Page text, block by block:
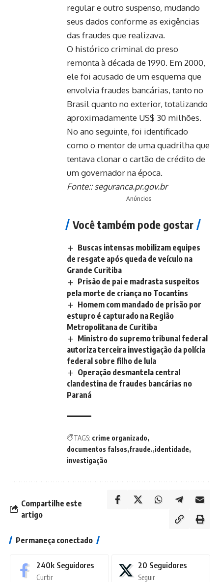
regular e outro suspenso, mudando
seus dados conforme as exigências
das fraudes que realizava.
O histórico criminal do preso
remonta à década de 1990. Em 2000,
ele foi acusado de um esquema que
envolvia fraudes bancárias, tanto no
Brasil quanto no exterior, totalizando
aproximadamente US$ 30 milhões.
No ano seguinte, foi identificado
como o mentor de uma quadrilha que
tentava clonar o cartão de crédito de
um governador na época.
Fonte::seguranca.pr.gov.br
Anúncios
Você também pode gostar
Buscas intensas mobilizam equipes
de resgate após queda de veículo na
Grande Curitiba
Prisão de pai e madrasta suspeitos
pela morte de criança no Tocantins
Homem com mandado de prisão por
estupro é capturado na Região
Metropolitana de Curitiba
Ministro do supremo tribunal federal
autoriza terceira investigação da polícia
federal sobre filho de lula
Operação desmantela central
clandestina de fraudes bancárias no
Paraná
TAGS: crime organizado
documentos falsos fraude. identidade
investigação
Compartilhe este
artigo
Permaneça conectado
240k Seguidores
Curtir
20 Seguidores
Seguir